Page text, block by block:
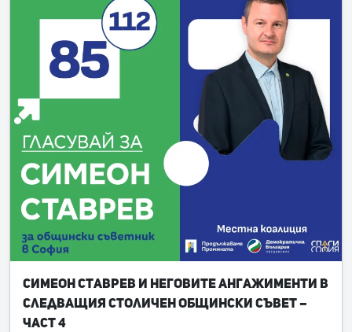
Симеон Ставрев и неговите ангажименти в
следващия Столичен общински съвет –
част 4